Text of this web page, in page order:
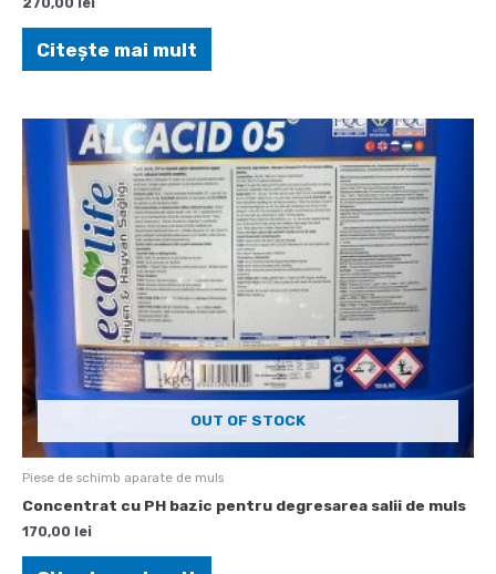
Citește mai mult
OUT OF STOCK
Piese de schimb aparate de muls
Concentrat cu PH bazic pentru degresarea salii de muls
170,00 lei